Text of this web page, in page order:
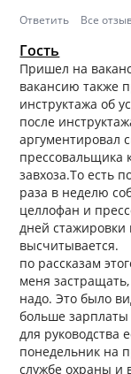
Ответить Все
Гость
Пришел на
вакансию также
инструктажа об
после
аргументировал
прессовальщика
завхоза.То есть
раза в неделю
целлофан и
дней стажировки
высчитывается.
по рассказам
меня
надо. Это было
больше зарплаты
для руководства
понедельник на
службе охраны и